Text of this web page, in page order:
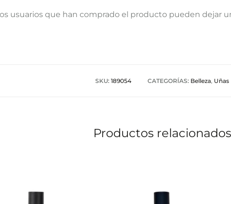
usuarios que han comprado el producto pueden dejar
SKU: 189054 CATEGORÍAS: Belleza, Uñas
Productos relacionados